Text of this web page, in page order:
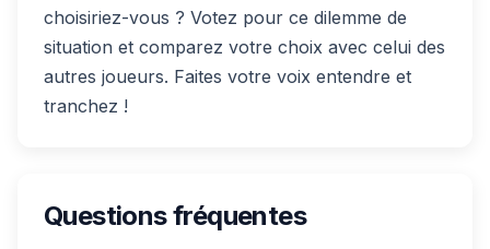
choisiriez-vous ? Votez pour ce dilemme de
situation et comparez votre choix avec celui des
autres joueurs. Faites votre voix entendre et
tranchez !
Questions fréquentes